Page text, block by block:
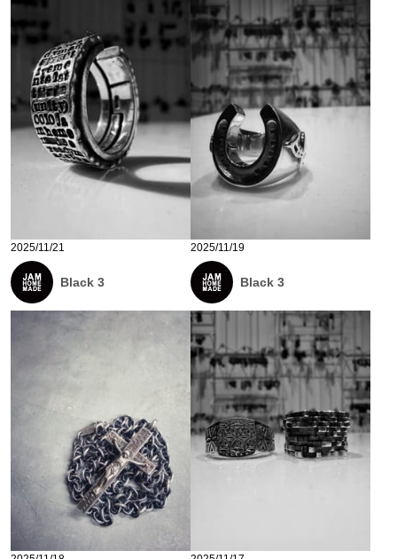
2025/11/21
Black 3
2025/11/19
Black 3